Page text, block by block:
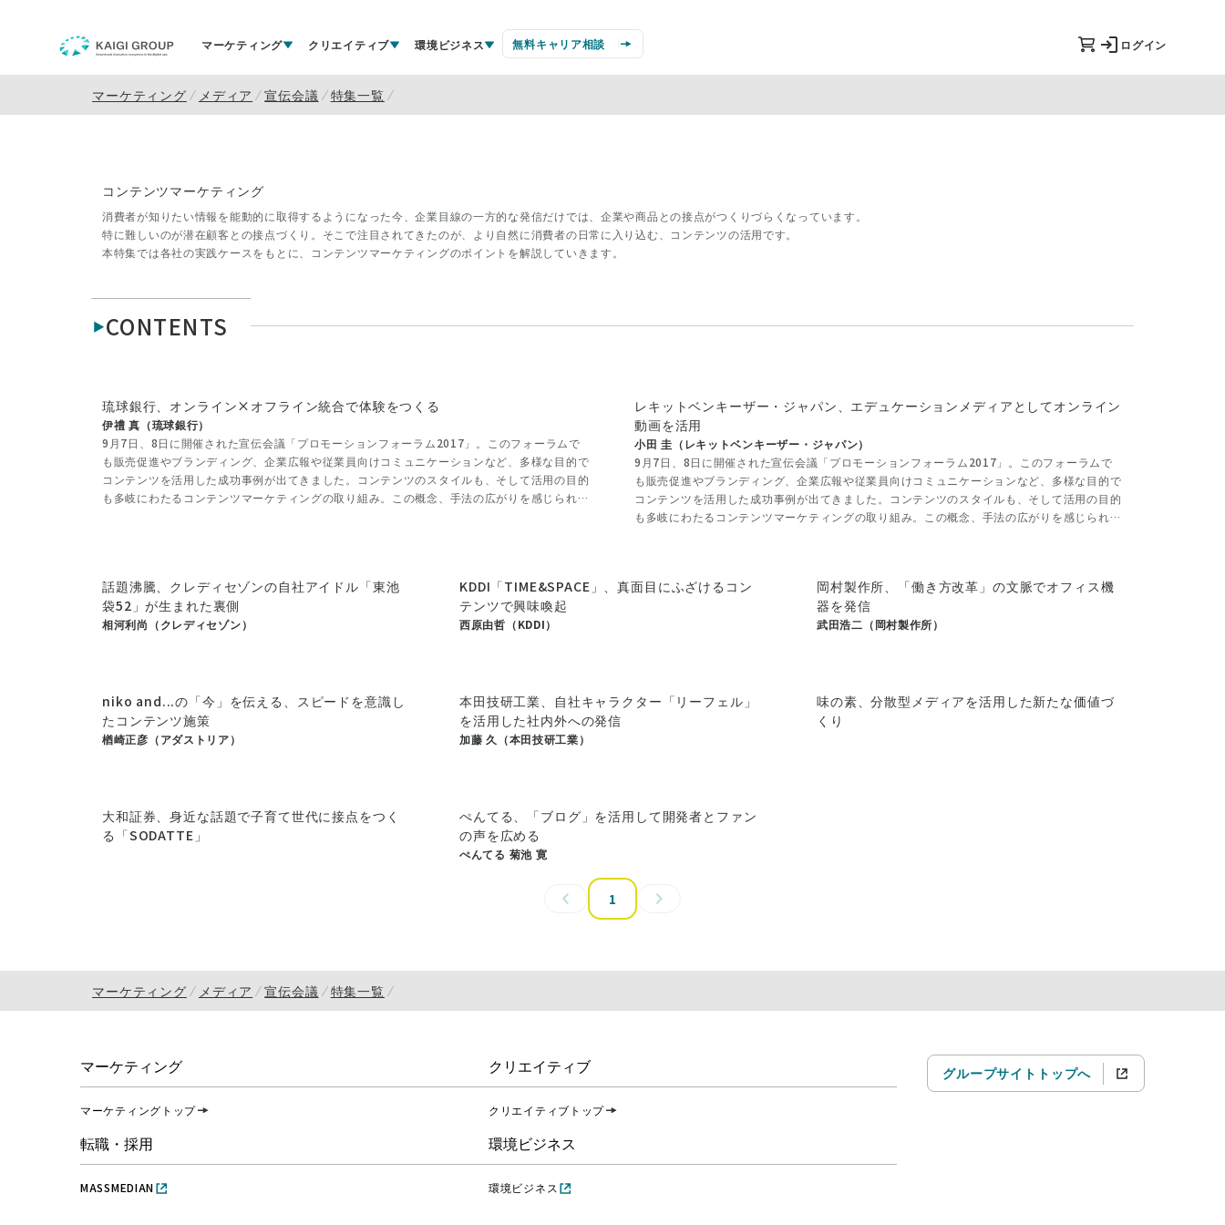
マーケティング クリエイティブ 環境ビジネス 無料キャリア相談 ログイン
マーケティング メディア 宣伝会議 特集一覧
コンテンツマーケティング
消費者が知りたい情報を能動的に取得するようになった今、企業目線の一方的な発信だけでは、企業や商品との接点がつくりづらくなっています。
特に難しいのが潜在顧客との接点づくり。そこで注目されてきたのが、より自然に消費者の日常に入り込む、コンテンツの活用です。
本特集では各社の実践ケースをもとに、コンテンツマーケティングのポイントを解説していきます。
CONTENTS
琉球銀行、オンライン×オフライン統合で体験をつくる
伊禮 真（琉球銀行）
9月7日、8日に開催された宣伝会議「プロモーションフォーラム2017」。このフォーラムで
も販売促進やブランディング、企業広報や従業員向けコミュニケーションなど、多様な目的で
コンテンツを活用した成功事例が出てきました。コンテンツのスタイルも、そして活用の目的
も多岐にわたるコンテンツマーケティングの取り組み。この概念、手法の広がりを感じられる
レキットベンキーザー・ジャパン、エデュケーションメディアとしてオンライン
動画を活用
小田 圭（レキットベンキーザー・ジャパン）
9月7日、8日に開催された宣伝会議「プロモーションフォーラム2017」。このフォーラムで
も販売促進やブランディング、企業広報や従業員向けコミュニケーションなど、多様な目的で
コンテンツを活用した成功事例が出てきました。コンテンツのスタイルも、そして活用の目的
も多岐にわたるコンテンツマーケティングの取り組み。この概念、手法の広がりを感じられる
話題沸騰、クレディセゾンの自社アイドル「東池
袋52」が生まれた裏側
相河利尚（クレディセゾン）
KDDI「TIME&SPACE」、真面目にふざけるコン
テンツで興味喚起
西原由哲（KDDI）
岡村製作所、「働き方改革」の文脈でオフィス機
器を発信
武田浩二（岡村製作所）
niko and...の「今」を伝える、スピードを意識し
たコンテンツ施策
楢崎正彦（アダストリア）
本田技研工業、自社キャラクター「リーフェル」
を活用した社内外への発信
加藤 久（本田技研工業）
味の素、分散型メディアを活用した新たな価値づ
くり
大和証券、身近な話題で子育て世代に接点をつく
る「SODATTE」
ぺんてる、「ブログ」を活用して開発者とファン
の声を広める
ぺんてる 菊池 寛
1
マーケティング メディア 宣伝会議 特集一覧
マーケティング
マーケティングトップ
クリエイティブ
クリエイティブトップ
転職・採用
MASSMEDIAN
環境ビジネス
環境ビジネス
グループサイトトップへ